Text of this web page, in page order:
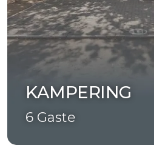
KAMPERING
6 Gaste